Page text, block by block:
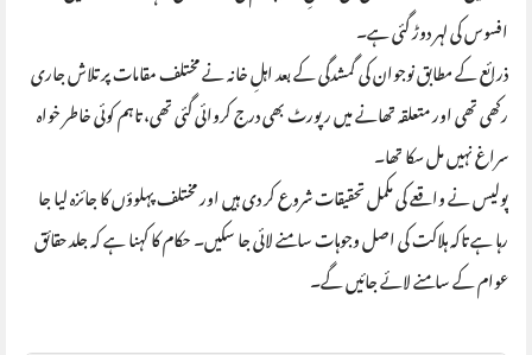
افسوس کی لہر دوڑ گئی ہے۔
ذرائع کے مطابق نوجوان کی گمشدگی کے بعد اہلِ خانہ نے مختلف مقامات پر تلاش جاری
رکھی تھی اور متعلقہ تھانے میں رپورٹ بھی درج کروائی گئی تھی، تاہم کوئی خاطر خواہ
سراغ نہیں مل سکا تھا۔
پولیس نے واقعے کی مکمل تحقیقات شروع کر دی ہیں اور مختلف پہلوؤں کا جائزہ لیا جا
رہا ہے تاکہ ہلاکت کی اصل وجوہات سامنے لائی جا سکیں۔ حکام کا کہنا ہے کہ جلد حقائق
عوام کے سامنے لائے جائیں گے۔